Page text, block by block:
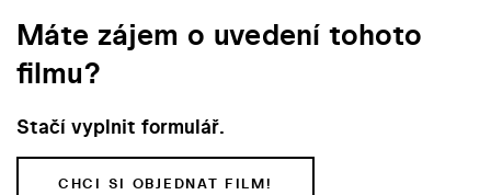
Máte zájem o uvedení tohoto
filmu?
Stačí vyplnit formulář.
CHCI SI OBJEDNAT FILM!